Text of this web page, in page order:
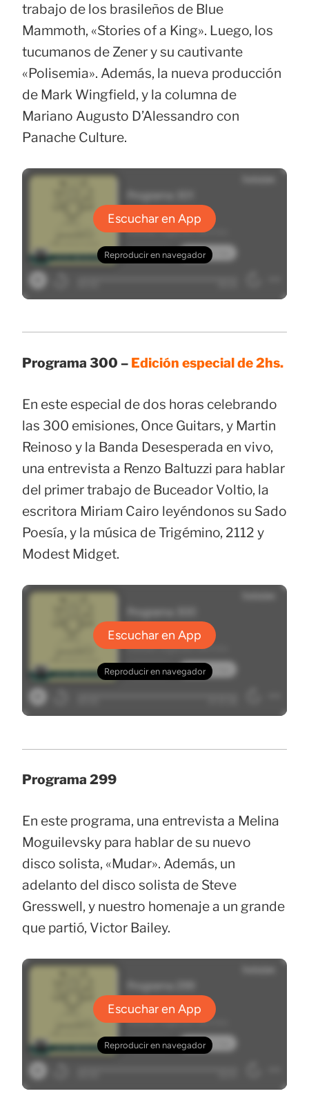
trabajo de los brasileños de Blue
Mammoth, «Stories of a King». Luego, los
tucumanos de Zener y su cautivante
«Polisemia». Además, la nueva producción
de Mark Wingfield, y la columna de
Mariano Augusto D’Alessandro con
Panache Culture.
Programa 300 – Edición especial de 2hs.
En este especial de dos horas celebrando
las 300 emisiones, Once Guitars, y Martin
Reinoso y la Banda Desesperada en vivo,
una entrevista a Renzo Baltuzzi para hablar
del primer trabajo de Buceador Voltio, la
escritora Miriam Cairo leyéndonos su Sado
Poesía, y la música de Trigémino, 2112 y
Modest Midget.
Programa 299
En este programa, una entrevista a Melina
Moguilevsky para hablar de su nuevo
disco solista, «Mudar». Además, un
adelanto del disco solista de Steve
Gresswell, y nuestro homenaje a un grande
que partió, Victor Bailey.